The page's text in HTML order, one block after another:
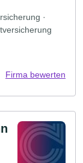
·
Firma bewerten